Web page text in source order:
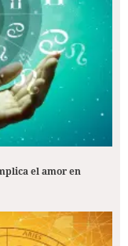
el amor en